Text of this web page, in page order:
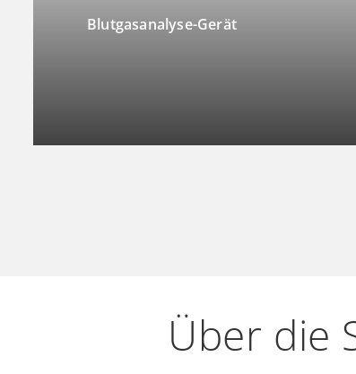
Blutgasanalyse-Gerät
Über die